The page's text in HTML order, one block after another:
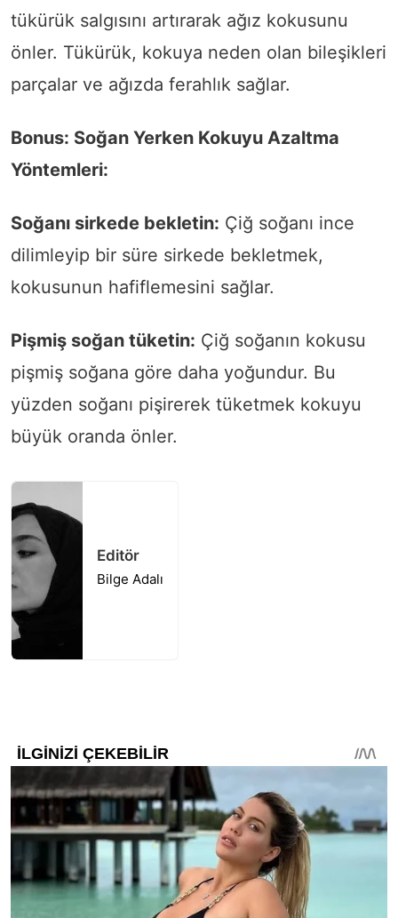
tükürük salgısını artırarak ağız kokusunu
önler. Tükürük, kokuya neden olan bileşikleri
parçalar ve ağızda ferahlık sağlar.
Bonus: Soğan Yerken Kokuyu Azaltma
Yöntemleri:
Soğanı sirkede bekletin: Çiğ soğanı ince
dilimleyip bir süre sirkede bekletmek,
kokusunun hafiflemesini sağlar.
Pişmiş soğan tüketin: Çiğ soğanın kokusu
pişmiş soğana göre daha yoğundur. Bu
yüzden soğanı pişirerek tüketmek kokuyu
büyük oranda önler.
Editör
Bilge Adalı